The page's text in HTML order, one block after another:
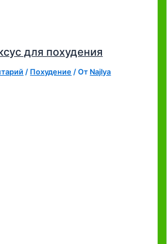
для похудения
/ Похудение / От Najlya